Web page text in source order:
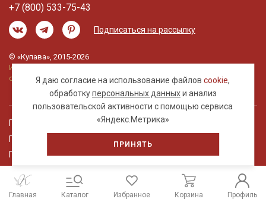
Я даю согласие на использование файловcookie,
обработкуперсональных данныхи анализ
пользовательской активности с помощью сервиса
«Яндекс.Метрика»
ПРИНЯТЬ
+7 (800) 533-75-43
Подписаться на рассылку
© «Купава», 2015-2026
Информация на сайте не является публичной
офертой.
Правовая информация
Политика обработки персональных данных
Пользовательское соглашение
Главная Каталог Избранное Корзина Профиль